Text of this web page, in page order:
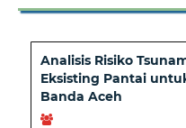
Analisis Risiko
Eksisting Pantai
Banda Aceh